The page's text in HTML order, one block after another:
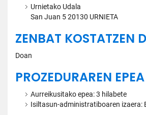
Urnietako Udala
San Juan 5 20130 URNIETA
ZENBAT KOSTATZEN
Doan
PROZEDURAREN EPEA
Aurreikusitako epea: 3 hilabete
Isiltasun-administratiboaren izaera: